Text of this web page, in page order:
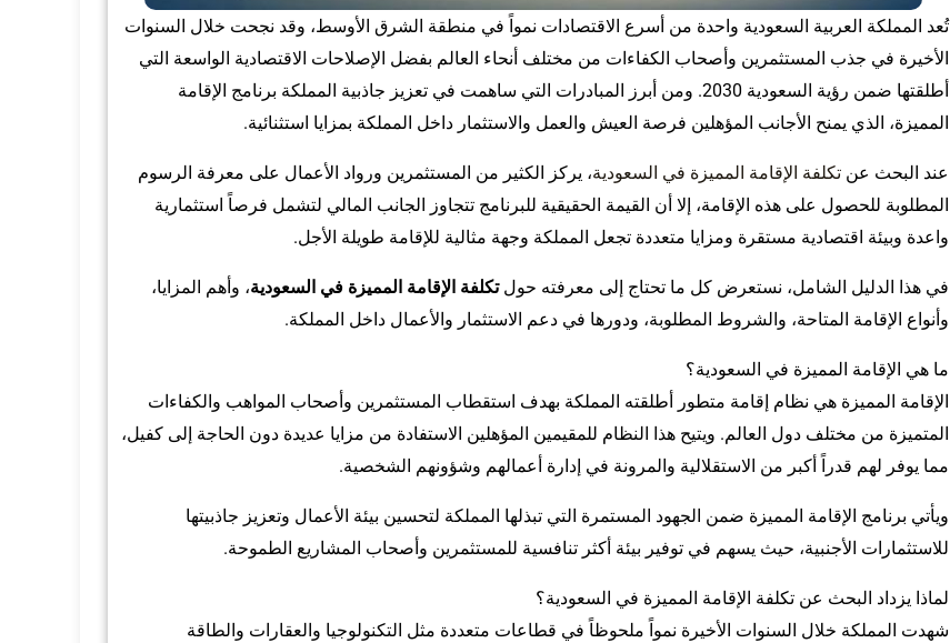
تُعد المملكة العربية السعودية واحدة من أسرع الاقتصادات نمواً في منطقة الشرق الأوسط، وقد نجحت خلال السنوات
الأخيرة في جذب المستثمرين وأصحاب الكفاءات من مختلف أنحاء العالم بفضل الإصلاحات الاقتصادية الواسعة التي
أطلقتها ضمن رؤية السعودية 2030. ومن أبرز المبادرات التي ساهمت في تعزيز جاذبية المملكة برنامج الإقامة
المميزة، الذي يمنح الأجانب المؤهلين فرصة العيش والعمل والاستثمار داخل المملكة بمزايا استثنائية.
عند البحث عنتكلفة الإقامة المميزة في السعودية، يركز الكثير من المستثمرين ورواد الأعمال على معرفة الرسوم
المطلوبة للحصول على هذه الإقامة، إلا أن القيمة الحقيقية للبرنامج تتجاوز الجانب المالي لتشمل فرصاً استثمارية
واعدة وبيئة اقتصادية مستقرة ومزايا متعددة تجعل المملكة وجهة مثالية للإقامة طويلة الأجل.
في هذا الدليل الشامل، نستعرض كل ما تحتاج إلى معرفته حولتكلفة الإقامة المميزة في السعودية، وأهم المزايا،
وأنواع الإقامة المتاحة، والشروط المطلوبة، ودورها في دعم الاستثمار والأعمال داخل المملكة.
ما هي الإقامة المميزة في السعودية؟
الإقامة المميزة هي نظام إقامة متطور أطلقته المملكة بهدف استقطاب المستثمرين وأصحاب المواهب والكفاءات
المتميزة من مختلف دول العالم. ويتيح هذا النظام للمقيمين المؤهلين الاستفادة من مزايا عديدة دون الحاجة إلى كفيل،
مما يوفر لهم قدراً أكبر من الاستقلالية والمرونة في إدارة أعمالهم وشؤونهم الشخصية.
ويأتي برنامج الإقامة المميزة ضمن الجهود المستمرة التي تبذلها المملكة لتحسين بيئة الأعمال وتعزيز جاذبيتها
للاستثمارات الأجنبية، حيث يسهم في توفير بيئة أكثر تنافسية للمستثمرين وأصحاب المشاريع الطموحة.
لماذا يزداد البحث عن تكلفة الإقامة المميزة في السعودية؟
شهدت المملكة خلال السنوات الأخيرة نمواً ملحوظاً في قطاعات متعددة مثل التكنولوجيا والعقارات والطاقة